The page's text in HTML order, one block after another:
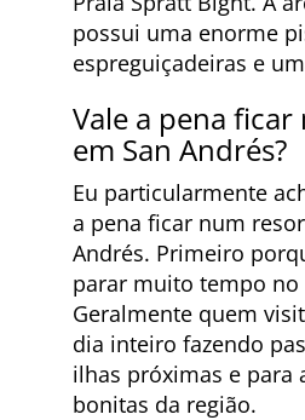
possui uma enorme
espreguiçadeiras e
Vale a pena
em San Andrés?
Eu particularmente
a pena ficar num
Andrés. Primeiro
parar muito tempo no
Geralmente quem
dia inteiro fazendo
ilhas próximas e para
bonitas da região.